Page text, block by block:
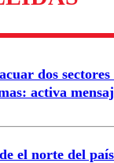
diálogo respetuoso.
dos
activa
el norte del